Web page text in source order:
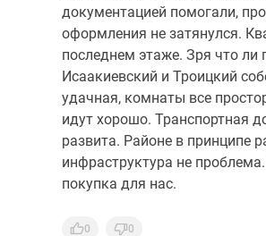
документацией помогали,
оформления не затянулся.
последнем этаже. Зря что ли
Исаакиевский и Троицкий
удачная, комнаты все
идут хорошо. Транспортная
развита. Районе в принципе
инфраструктура не
покупка для нас.
0 0